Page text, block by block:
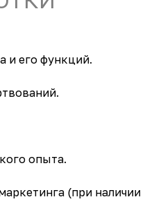
и его функций.
опыта.
(при наличии